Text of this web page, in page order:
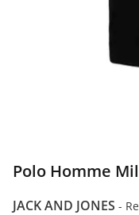
Polo Homme
JACK AND JONES -